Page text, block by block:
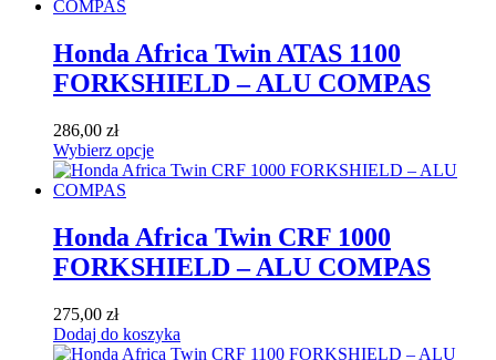
Honda Africa Twin ATAS 1100
FORKSHIELD – ALU COMPAS
286,00 zł
Wybierz opcje
Honda Africa Twin CRF 1000
FORKSHIELD – ALU COMPAS
275,00 zł
Dodaj do koszyka